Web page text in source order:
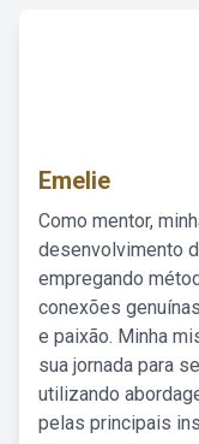
Emelie
Como mentor,
desenvolvimento
empregando
conexões
e paixão. Minha
sua jornada para
utilizando
pelas principais